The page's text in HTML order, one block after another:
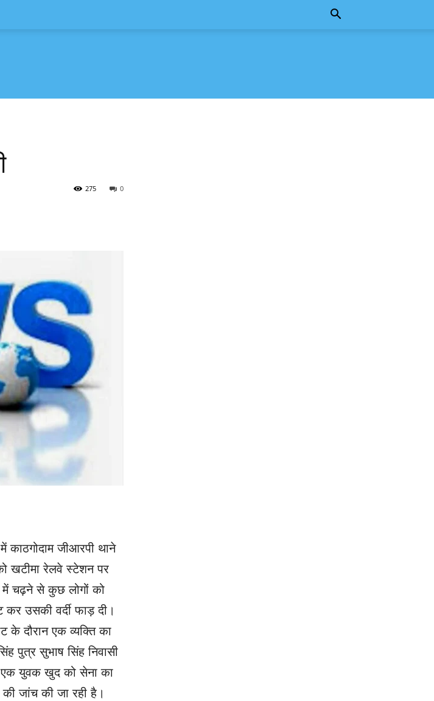
0
275
काठगोदाम जीआरपी थाने
खटीमा रेलवे स्टेशन पर
में चढ़ने से कुछ लोगों को
कर उसकी वर्दी फाड़ दी।
के दौरान एक व्यक्ति का
पुत्र सुभाष सिंह निवासी
एक युवक खुद को सेना का
जांच की जा रही है।